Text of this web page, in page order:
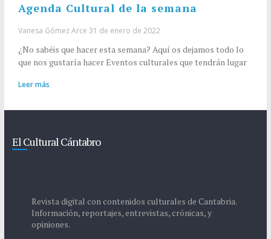
Agenda Cultural de la semana
Vanesa Gómez Arce 31 de enero de 2022
¿No sabéis que hacer esta semana? Aquí os dejamos todo lo
que nos gustaría hacer Eventos culturales que tendrán lugar
Leer más
El Cultural Cántabro
Revista digital con contenidos culturales de Cantabria.
Información, reportajes, entrevistas, crónicas, y
opiniones.